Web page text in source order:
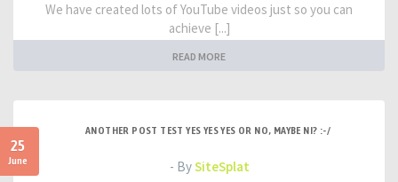
We have created lots of YouTube videos just so you can
achieve [...]
READ MORE
25
June
ANOTHER POST TEST YES YES YES OR NO, MAYBE NI? :-/
- BySiteSplat